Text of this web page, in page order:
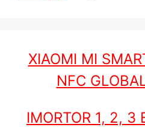
XIAOMI MI
NFC
IMORTOR 1, 2, 3